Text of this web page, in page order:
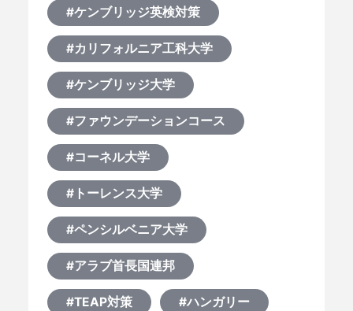
HOME
なぜ海外進学か？
どうやって？
何から始める？
#ケンブリッジ英検対策
#カリフォルニア工科大学
#ケンブリッジ大学
#ファウンデーションコース
#コーネル大学
#トーレンス大学
#ペンシルベニア大学
#アラブ首長国連邦
#TEAP対策 #ハンガリー